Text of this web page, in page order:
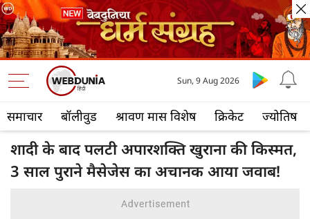
समाचार बॉलीवुड श्रावण मास विशेष क्रिकेट ज्योतिष
Sun, 9 Aug 2026
शादी के बाद पलटी अपारशक्ति खुराना की किस्मत,
3 साल पुराने मैसेजेस का अचानक आया जवाब!